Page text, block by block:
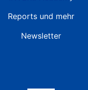
Reports und mehr
Newsletter